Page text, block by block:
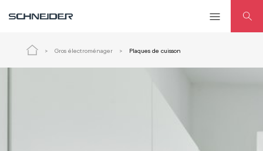
Gros électroménager Plaques de cuisson